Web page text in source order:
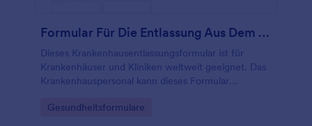
Formular Für Die Entlassung Aus Dem Krankenhaus
Dieses Krankenhausentlassungsformular ist für
Krankenhäuser und Kliniken weltweit geeignet. Das
Krankenhauspersonal kann dieses Formular
Anforderungen erfüllt sind, bevor ein Patient
Go to Category:
Gesundheitsformulare